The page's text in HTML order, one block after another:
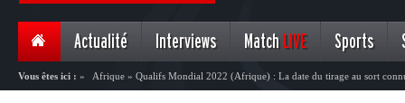
Actualité Interviews Match LIVE Sports
Vous êtes ici : » Afrique » Qualifs Mondial 2022 (Afrique) : La date du tirage au sort